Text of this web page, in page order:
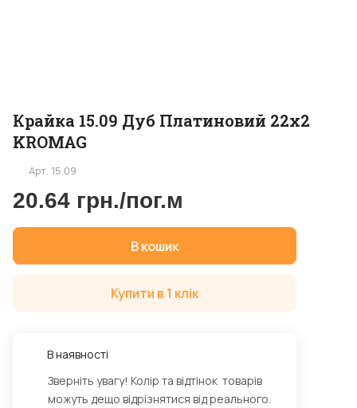
Крайка 15.09 Дуб Платиновий 22х2
KROMAG
Арт. 15.09
20.64 грн./пог.м
В кошик
Купити в 1 клік
В наявності
Зверніть увагу! Колір та відтінок товарів
можуть дещо відрізнятися від реального.